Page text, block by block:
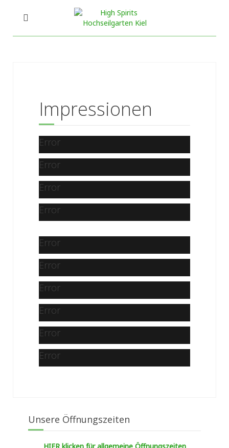
Impressionen
Error
Error
Error
Error
Error
Error
Error
Error
Error
Error
Unsere Öffnungszeiten